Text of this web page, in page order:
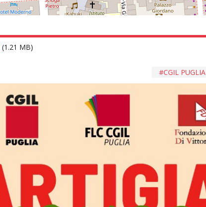
(1.21 MB)
CGIL PUGLIA